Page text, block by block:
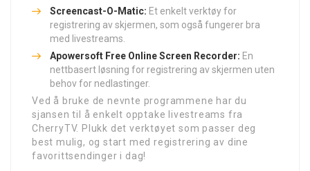
Screencast-O-Matic: Et enkelt verktøy for
registrering av skjermen, som også fungerer bra
med livestreams.
Apowersoft Free Online Screen Recorder: En
nettbasert løsning for registrering av skjermen uten
behov for nedlastinger.
Ved å bruke de nevnte programmene har du
sjansen til å enkelt opptake livestreams fra
CherryTV. Plukk det verktøyet som passer deg
best mulig, og start med registrering av dine
favorittsendinger i dag!